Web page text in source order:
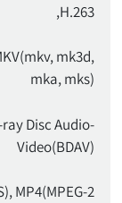
H.263,
mk3d,
mka, mks)
Disc Audio-
Video(BDAV)
MP4(MPEG-2